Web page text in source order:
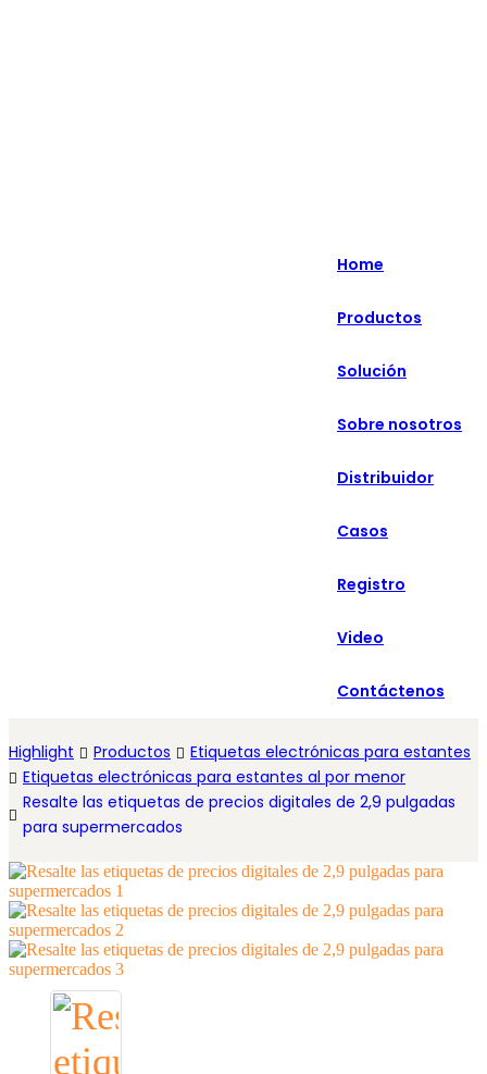
русский
Español
Home
Productos
Solución
Sobre nosotros
Distribuidor
Casos
Registro
Video
Contáctenos
Highlight Productos
Etiquetas electrónicas para estantes
Etiquetas electrónicas para estantes al por menor
Resalte las etiquetas de precios digitales de 2,9 pulgadas
para supermercados